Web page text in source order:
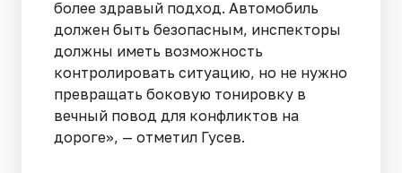
более здравый подход. Автомобиль
должен быть безопасным, инспекторы
должны иметь возможность
контролировать ситуацию, но не нужно
превращать боковую тонировку в
вечный повод для конфликтов на
дороге», — отметил Гусев.